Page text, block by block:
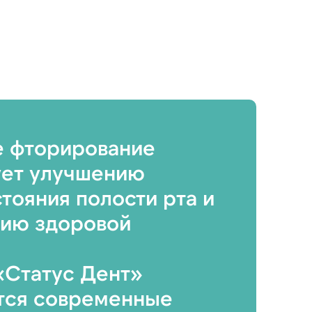
фторирование
улучшению
полости рта и
здоровой
Дент»
современные